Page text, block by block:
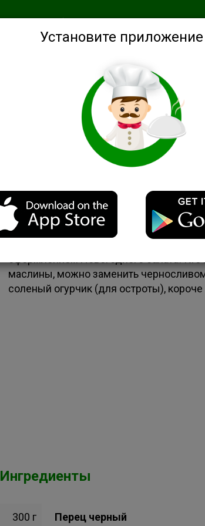
Подобрать по ингредиентам Советы
Установите приложение
Описание
маслины, можно заменить
соленый огурчик (для остроты),
Ингредиенты
300 г Перец черный